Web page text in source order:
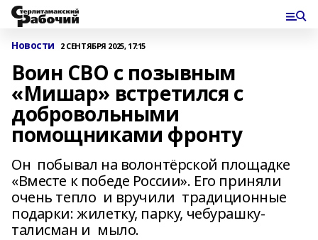
Новости 2 СЕНТЯБРЯ 2025, 17:15
Воин СВО с позывным
«Мишар» встретился с
добровольными
помощниками фронту
Он побывал на волонтёрской площадке
«Вместе к победе России». Его приняли
очень тепло и вручили традиционные
подарки: жилетку, парку, чебурашку-
талисман и мыло.